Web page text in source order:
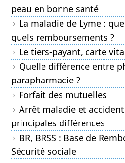
peau en bonne santé
La maladie de Lyme :
quels remboursements ?
Le tiers-payant, carte
Quelle différence entre
parapharmacie ?
Forfait des mutuelles
Arrêt maladie et
principales différences
BR, BRSS : Base de
Sécurité sociale